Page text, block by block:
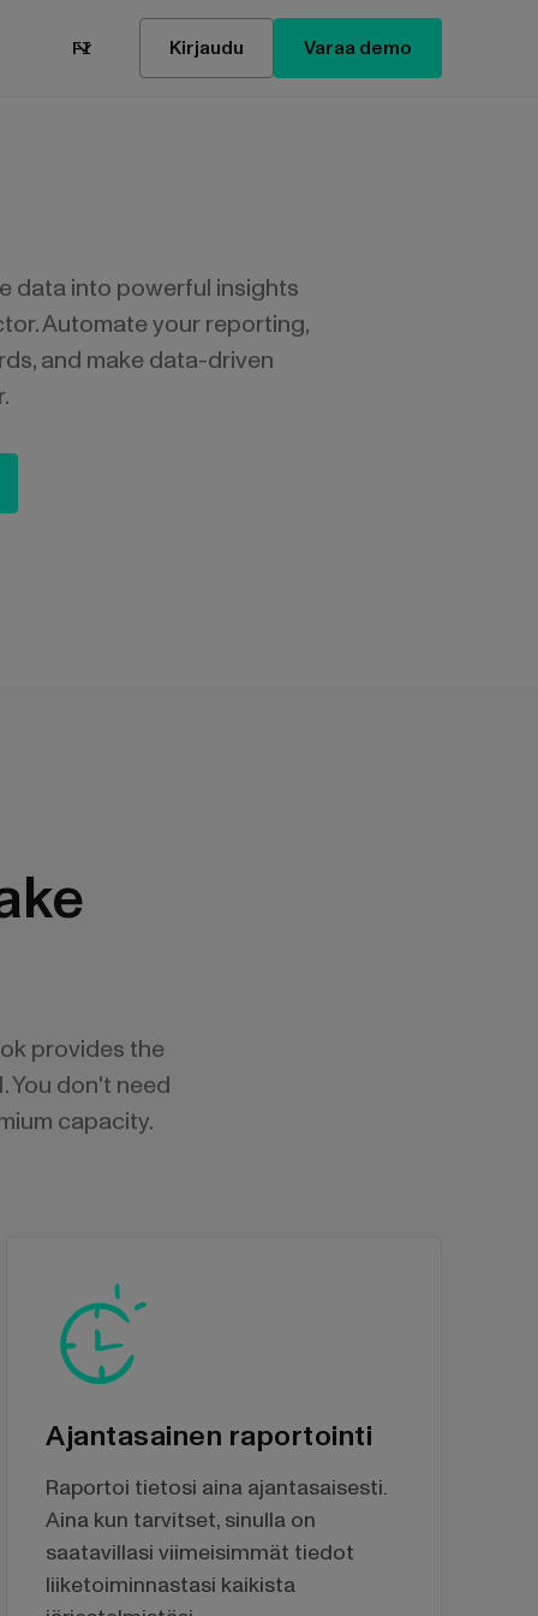
FI Kirjaudu Varaa demo
data into powerful insights
Automate your reporting,
and make data-driven
provides the
You don't need
capacity.
Ajantasainen raportointi
Raportoi tietosi aina ajantasaisesti.
Aina kun tarvitset, sinulla on
saatavillasi viimeisimmät tiedot
liiketoiminnastasi kaikista